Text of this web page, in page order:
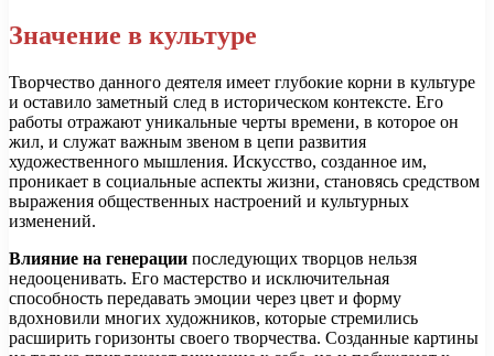
Значение в культуре
Творчество данного деятеля имеет глубокие корни в культуре
и оставило заметный след в историческом контексте. Его
работы отражают уникальные черты времени, в которое он
жил, и служат важным звеном в цепи развития
художественного мышления. Искусство, созданное им,
проникает в социальные аспекты жизни, становясь средством
выражения общественных настроений и культурных
изменений.
Влияние на генерации последующих творцов нельзя
недооценивать. Его мастерство и исключительная
способность передавать эмоции через цвет и форму
вдохновили многих художников, которые стремились
расширить горизонты своего творчества. Созданные картины